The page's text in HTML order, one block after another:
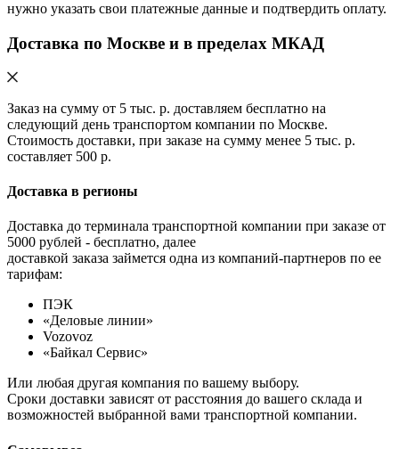
нужно указать свои платежные данные и подтвердить оплату.
Доставка по Москве и в пределах МКАД
Заказ на сумму от 5 тыс. р. доставляем бесплатно на
следующий день транспортом компании по Москве.
Стоимость доставки, при заказе на сумму менее 5 тыс. р.
составляет 500 р.
Доставка в регионы
Доставка до терминала транспортной компании при заказе от
5000 рублей - бесплатно, далее
доставкой заказа займется одна из компаний-партнеров по ее
тарифам:
ПЭК
«Деловые линии»
Vozovoz
«Байкал Сервис»
Или любая другая компания по вашему выбору.
Сроки доставки зависят от расстояния до вашего склада и
возможностей выбранной вами транспортной компании.